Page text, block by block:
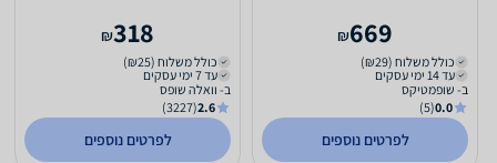
669
₪
כולל משלוח (₪29)
עד 14 ימי עסקים
ב- שופמטיקס
0.0
(5)
לפרטים נוספים
318
₪
כולל משלוח (₪25)
עד 7 ימי עסקים
ב- וואלה שופס
2.6
(3227)
לפרטים נוספים